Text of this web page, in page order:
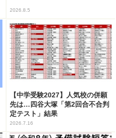
2026.8.5
【中学受験2027】人気校の併願
先は…四谷大塚「第2回合不合判
定テスト」結果
2026.7.16